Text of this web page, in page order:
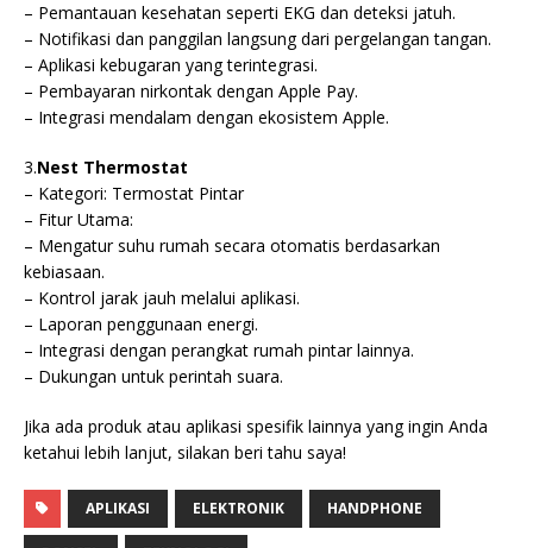
– Pemantauan kesehatan seperti EKG dan deteksi jatuh.
– Notifikasi dan panggilan langsung dari pergelangan tangan.
– Aplikasi kebugaran yang terintegrasi.
– Pembayaran nirkontak dengan Apple Pay.
– Integrasi mendalam dengan ekosistem Apple.
3.Nest Thermostat
– Kategori: Termostat Pintar
– Fitur Utama:
– Mengatur suhu rumah secara otomatis berdasarkan
kebiasaan.
– Kontrol jarak jauh melalui aplikasi.
– Laporan penggunaan energi.
– Integrasi dengan perangkat rumah pintar lainnya.
– Dukungan untuk perintah suara.
Jika ada produk atau aplikasi spesifik lainnya yang ingin Anda
ketahui lebih lanjut, silakan beri tahu saya!
APLIKASI ELEKTRONIK HANDPHONE